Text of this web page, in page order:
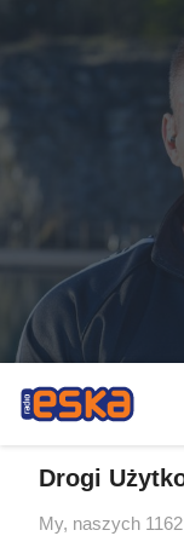
Drogi
My, naszych